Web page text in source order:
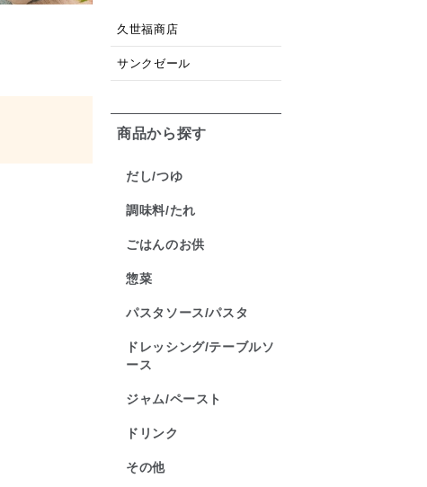
久世福商店
サンクゼール
商品から探す
だし/つゆ
調味料/たれ
ごはんのお供
惣菜
パスタソース/パスタ
ドレッシング/テーブルソ
ース
ジャム/ペースト
ドリンク
その他